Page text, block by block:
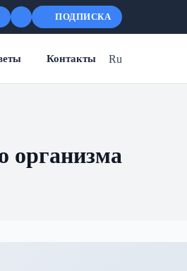
ПОДПИСКА
Контакты Ru
организма